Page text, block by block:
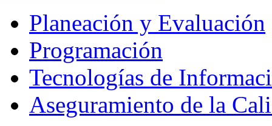
Planeación y Evaluación
Programación
Tecnologías de
Aseguramiento de la